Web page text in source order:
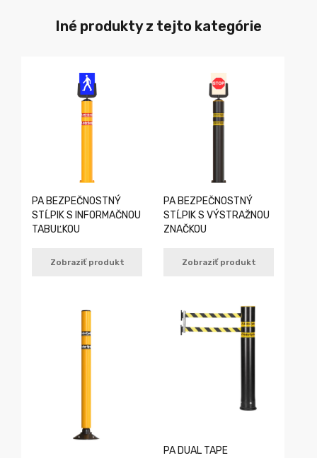
Iné produkty z tejto kategórie
PA BEZPEČNOSTNÝ
STĹPIK S INFORMAČNOU
TABUĽKOU
Zobraziť produkt
PA BEZPEČNOSTNÝ
STĹPIK S VÝSTRAŽNOU
ZNAČKOU
Zobraziť produkt
PA DUAL TAPE